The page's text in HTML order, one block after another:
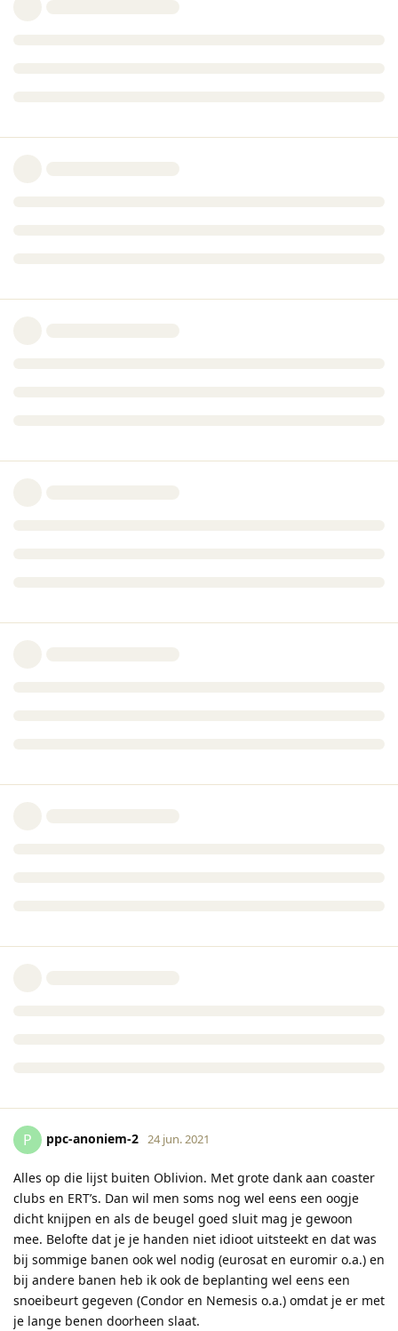
P ppc-anoniem-2 24 jun. 2021
Alles op die lijst buiten Oblivion. Met grote dank aan coaster
clubs en ERT’s. Dan wil men soms nog wel eens een oogje
dicht knijpen en als de beugel goed sluit mag je gewoon
mee. Belofte dat je je handen niet idioot uitsteekt en dat was
bij sommige banen ook wel nodig (eurosat en euromir o.a.) en
bij andere banen heb ik ook de beplanting wel eens een
snoeibeurt gegeven (Condor en Nemesis o.a.) omdat je er met
je lange benen doorheen slaat.